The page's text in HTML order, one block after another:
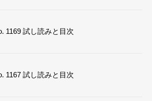
1169 試し読みと目次
1167 試し読みと目次